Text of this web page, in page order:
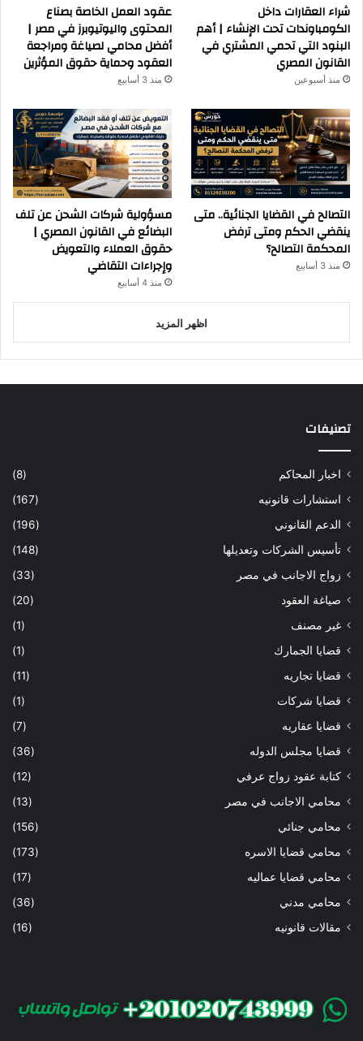
شراء العقارات داخل
الكومباوندات تحت الإنشاء | أهم
البنود التي تحمي المشتري في
القانون المصري
منذ أسبوعين
عقود العمل الخاصة بصناع
المحتوى واليوتيوبرز في مصر |
أفضل محامي لصياغة ومراجعة
العقود وحماية حقوق المؤثرين
منذ 3 أسابيع
التصالح في القضايا الجنائية.. متى
ينقضي الحكم ومتى ترفض
المحكمة التصالح؟
منذ 3 أسابيع
مسؤولية شركات الشحن عن تلف
البضائع في القانون المصري |
حقوق العملاء والتعويض
وإجراءات التقاضي
منذ 4 أسابيع
اظهر المزيد
تصنيفات
اخبار المحاكم
(8)
استشارات قانونيه
(167)
الدعم القانوني
(196)
تأسيس الشركات وتعديلها
(148)
زواج الاجانب في مصر
(33)
صياغة العقود
(20)
غير مصنف
(1)
قضايا الجمارك
(1)
قضايا تجاريه
(11)
قضايا شركات
(1)
قضايا عقاريه
(7)
قضايا مجلس الدوله
(36)
كتابة عقود زواج عرفي
(12)
محامي الاجانب في مصر
(13)
محامي جنائي
(156)
محامي قضايا الاسره
(173)
محامي قضايا عماليه
(17)
محامي مدني
(36)
مقالات قانونيه
(16)